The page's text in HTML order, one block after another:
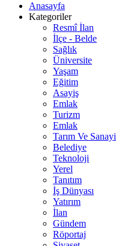
Anasayfa
Kategoriler
Resmî İlan
İlçe - Belde
Sağlık
Üniversite
Yaşam
Eğitim
Asayiş
Emlak
Turizm
Emlak
Tarım Ve Sanayi
Belediye
Teknoloji
Yerel
Tanıtım
İş Dünyası
Yatırım
İlan
Gündem
Röportaj